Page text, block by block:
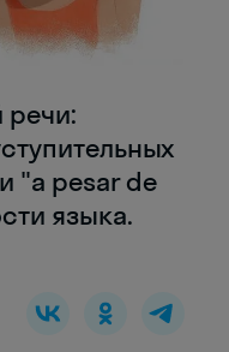
речи:
"a pesar de
языка.